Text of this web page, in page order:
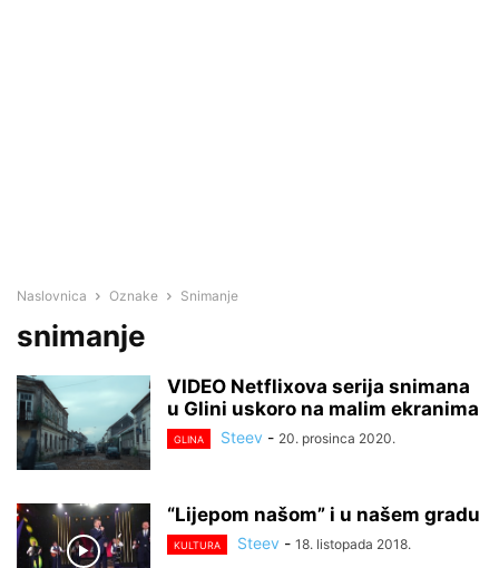
Naslovnica Oznake Snimanje
snimanje
VIDEO Netflixova serija snimana
u Glini uskoro na malim ekranima
GLINA Steev - 20. prosinca 2020.
“Lijepom našom” i u našem gradu
KULTURA Steev - 18. listopada 2018.